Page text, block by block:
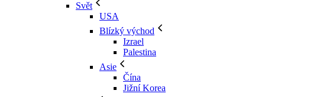
Svět
USA
Blízký východ
Izrael
Palestina
Asie
Čína
Jižní Korea